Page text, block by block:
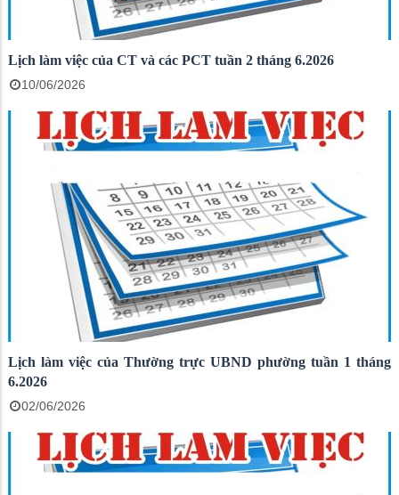
Lịch làm việc của CT và các PCT tuần 2 tháng 6.2026
10/06/2026
Lịch làm việc của Thường trực UBND phường tuần 1 tháng
6.2026
02/06/2026